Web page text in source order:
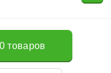
товаров